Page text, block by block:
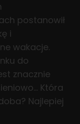
postanowił
i
wakacje.
do
znacznie
Która
Najlepiej